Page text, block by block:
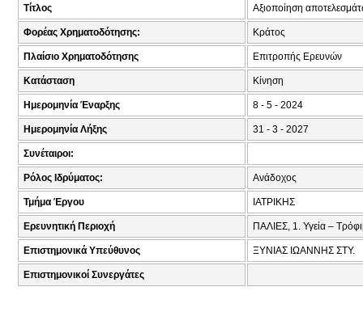
Τίτλος Αξιοποίηση
Φορέας Χρηματοδότησης: Κράτος
Πλαίσιο Χρηματοδότησης Επιτροπής Ερευνών
Κατάσταση Κίνηση
Ημερομηνία Έναρξης 8 - 5 - 2024
Ημερομηνία Λήξης 31 - 3 - 2027
Συνέταιροι:
Ρόλος Ιδρύματος: Ανάδοχος
Τμήμα Έργου ΙΑΤΡΙΚΗΣ
Ερευνητική Περιοχή ΠΑΛΙΕΣ, 1. Υγεία –
Επιστημονικά Υπεύθυνος ΞΥΝΙΑΣ ΙΩΑΝΝΗΣ ΣΤΥ.
Επιστημονικοί Συνεργάτες